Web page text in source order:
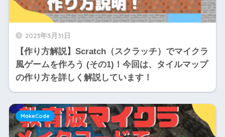
2023年3月31日
【作り方解説】Scratch（スクラッチ）でマイクラ
風ゲームを作ろう (その1)！今回は、タイルマップ
の作り方を詳しく解説しています！
MakeCode